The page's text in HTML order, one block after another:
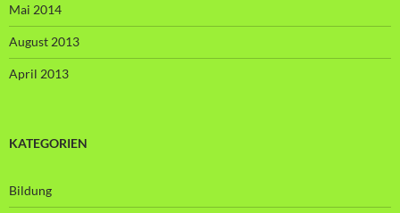
Mai 2014
August 2013
April 2013
KATEGORIEN
Bildung